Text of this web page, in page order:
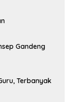
Gandeng
Terbanyak